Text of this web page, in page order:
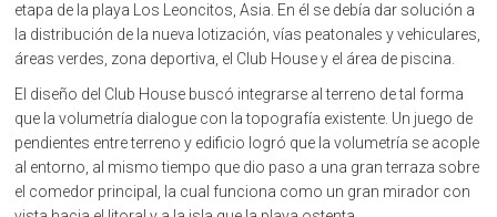
etapa de la playa Los Leoncitos, Asia. En él se debía dar solución a
la distribución de la nueva lotización, vías peatonales y vehiculares,
áreas verdes, zona deportiva, el Club House y el área de piscina.
El diseño del Club House buscó integrarse al terreno de tal forma
que la volumetría dialogue con la topografía existente. Un juego de
pendientes entre terreno y edificio logró que la volumetría se acople
al entorno, al mismo tiempo que dio paso a una gran terraza sobre
el comedor principal, la cual funciona como un gran mirador con